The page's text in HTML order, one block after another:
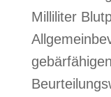
Milliliter